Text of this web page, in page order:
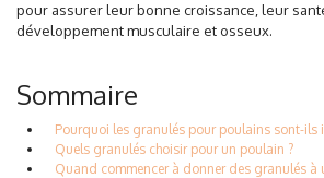
pour assurer leur bonne croissance, leur
développement musculaire et osseux.
Sommaire
Pourquoi les granulés pour poulains sont-ils
Quels granulés choisir pour un poulain ?
Quand commencer à donner des granulés à